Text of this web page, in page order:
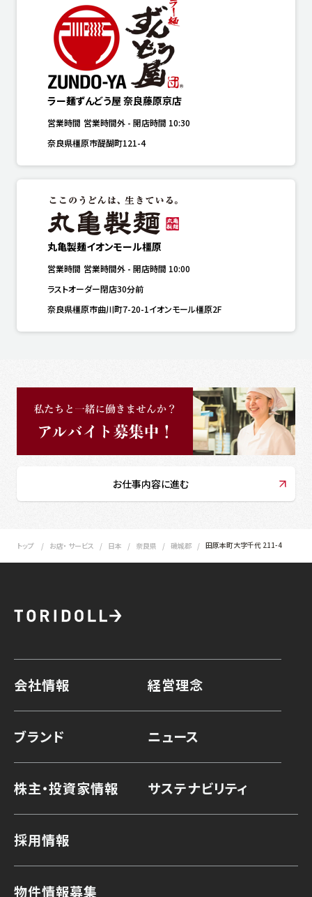
ラー麺ずんどう屋 奈良藤原京店
営業時間 営業時間外 - 開店時間 10:30
奈良県橿原市醍醐町121-4
丸亀製麺イオンモール橿原
営業時間 営業時間外 - 開店時間 10:00
ラストオーダー閉店30分前
奈良県橿原市曲川町7-20-1イオンモール橿原2F
お仕事内容に進む
トップ お店・ サービス 日本 奈良県 磯城郡 田原本町大字千代 211-4
会社情報 経営理念
ブランド ニュース
株主・投資家情報 サステナビリティ
採用情報
物件情報募集